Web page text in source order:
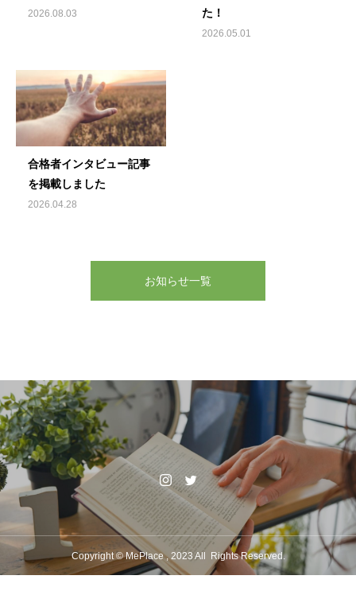
2026.08.03
た！
2026.05.01
合格者インタビュー記事
を掲載しました
2026.04.28
お知らせ一覧
Copyright © MePlace , 2023 All Rights Reserved.